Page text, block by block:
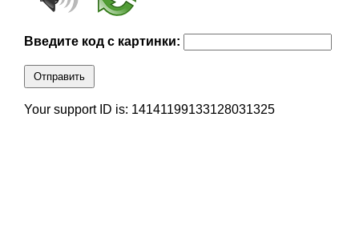
Введите код с картинки:
Отправить
Your support ID is: 14141199133128031325